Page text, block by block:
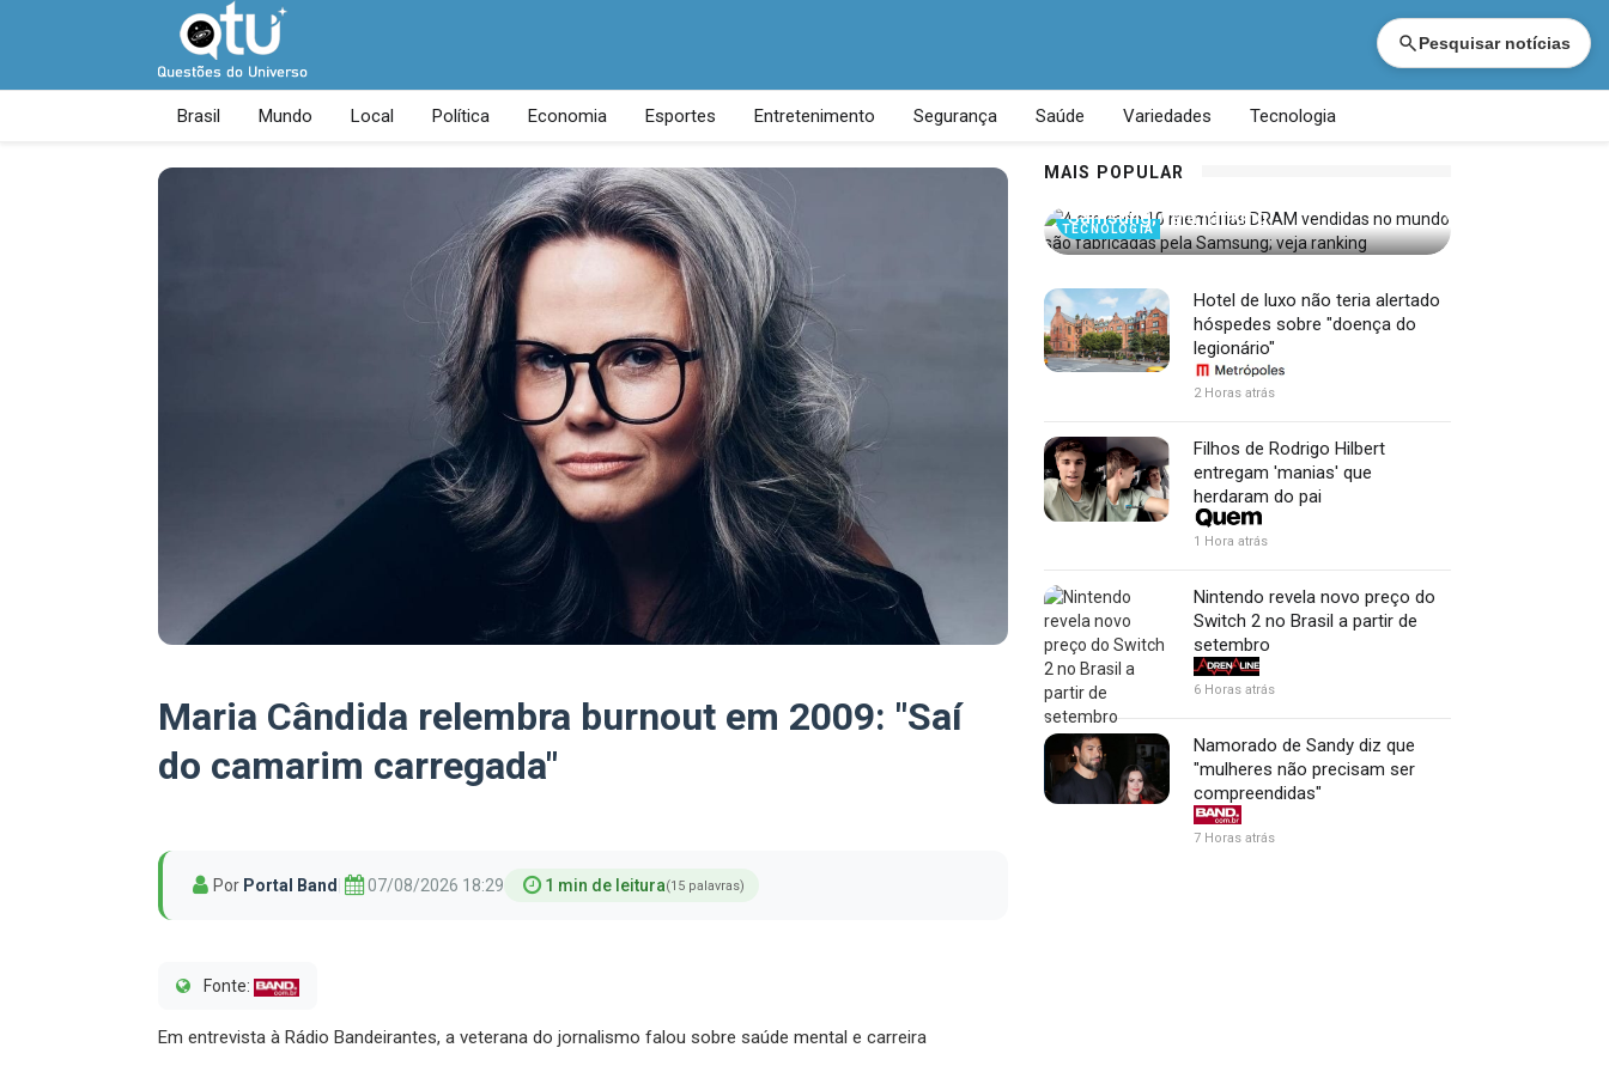
Pesquisar notícias
Brasil Mundo Local Política Economia Esportes Entretenimento Segurança Saúde Variedades Tecnologia
Maria Cândida relembra burnout em 2009: "Saí
do camarim carregada"
Por Portal Band 07/08/2026 18:29 1 min de leitura(15 palavras)
Fonte:
Em entrevista à Rádio Bandeirantes, a veterana do jornalismo falou sobre saúde mental e carreira
MAIS POPULAR
TECNOLOGIA
4 em cada 10 memórias DRAM vendidas
Samsung; veja ranking
Hotel de luxo não teria alertado
hóspedes sobre "doença do
legionário"
2 Horas atrás
Filhos de Rodrigo Hilbert
entregam 'manias' que
herdaram do pai
1 Hora atrás
Nintendo revela novo preço do
Switch 2 no Brasil a partir de
setembro
6 Horas atrás
Namorado de Sandy diz que
"mulheres não precisam ser
compreendidas"
7 Horas atrás